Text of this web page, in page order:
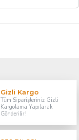
Gizli Kargo
Tüm Siparişleriniz Gizli
Kargolama Yapılarak
Gönderilir!